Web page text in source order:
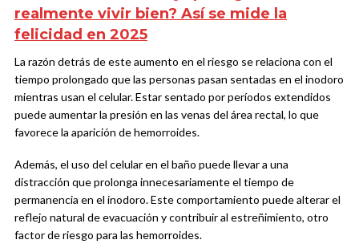
realmente vivir bien? Así se mide la
felicidad en 2025
La razón detrás de este aumento en el riesgo se relaciona con el
tiempo prolongado que las personas pasan sentadas en el inodoro
mientras usan el celular. Estar sentado por períodos extendidos
puede aumentar la presión en las venas del área rectal, lo que
favorece la aparición de hemorroides.
Además, el uso del celular en el baño puede llevar a una
distracción que prolonga innecesariamente el tiempo de
permanencia en el inodoro. Este comportamiento puede alterar el
reflejo natural de evacuación y contribuir al estreñimiento, otro
factor de riesgo para las hemorroides.